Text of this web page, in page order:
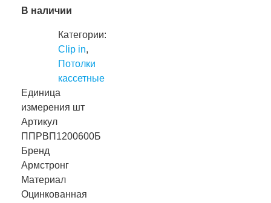
В наличии
Категории:
Clip in,
Потолки
кассетные
Единица
измерения шт
Артикул
ППРВП1200600Б
Бренд
Армстронг
Материал
Оцинкованная